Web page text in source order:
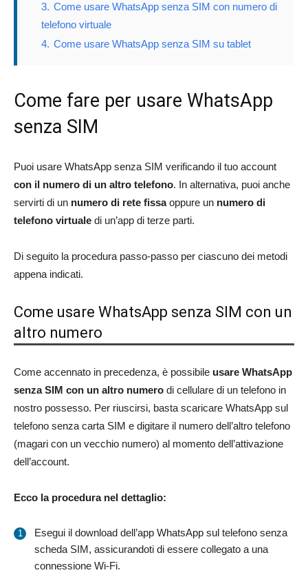
3. Come usare WhatsApp senza SIM con numero di
telefono virtuale
4. Come usare WhatsApp senza SIM su tablet
Come fare per usare WhatsApp
senza SIM
Puoi usare WhatsApp senza SIM verificando il tuo account
con il numero di un altro telefono. In alternativa, puoi anche
servirti di un numero di rete fissaoppure un numero di
telefono virtuale di un’app di terze parti.
Di seguito la procedura passo-passo per ciascuno dei metodi
appena indicati.
Come usare WhatsApp senza SIM con un
altro numero
Come accennato in precedenza, è possibile usare WhatsApp
senza SIM con un altro numero di cellulare di un telefono in
nostro possesso. Per riuscirsi, basta scaricare WhatsApp sul
telefono senza carta SIM e digitare il numero dell’altro telefono
(magari con un vecchio numero) al momento dell’attivazione
dell’account.
Ecco la procedura nel dettaglio:
Esegui il download dell’app WhatsApp sul telefono senza
scheda SIM, assicurandoti di essere collegato a una
connessione Wi-Fi.